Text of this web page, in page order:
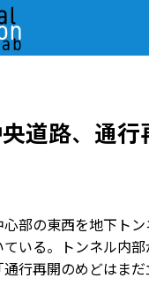
道路、通
部の東西を地下ト
いる。トンネル内
行再開のめどはまだ